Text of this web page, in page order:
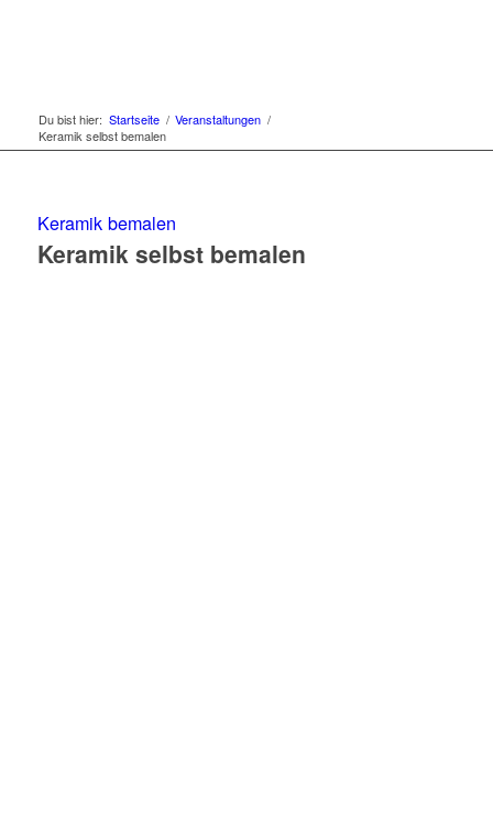
Du bist hier: Startseite / Veranstaltungen /
Keramik selbst bemalen
Keramik bemalen
Keramik selbst bemalen